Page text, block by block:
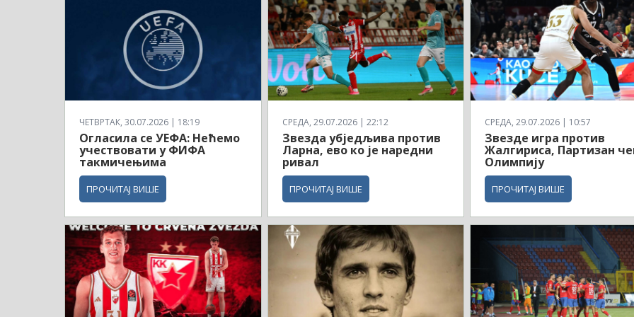
ЧЕТВРТАК, 30.07.2026 | 18:19
Огласила се УЕФА: Нећемо
учествовати у ФИФА
такмичењима
ПРОЧИТАЈ ВИШЕ
СРЕДА, 29.07.2026 | 22:12
Звезда убједљива против
Ларна, ево ко је наредни
ривал
ПРОЧИТАЈ ВИШЕ
СРЕДА, 29.07.2026 | 10:57
Звезде игра против
Жалгириса, Партизан
Олимпију
ПРОЧИТАЈ ВИШЕ